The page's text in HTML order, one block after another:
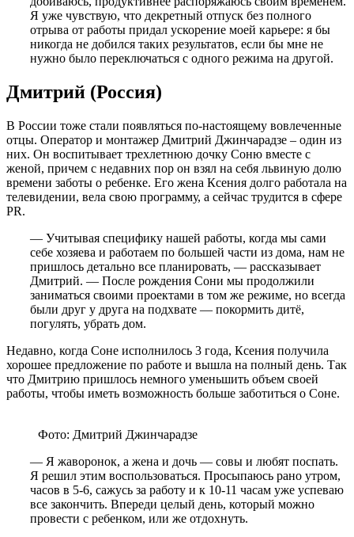
Я уже чувствую, что декретный отпуск без полного
отрыва от работы придал ускорение моей карьере: я бы
никогда не добился таких результатов, если бы мне не
нужно было переключаться с одного режима на другой.
Дмитрий (Россия)
В России тоже стали появляться по-настоящему вовлеченные
отцы. Оператор и монтажер Дмитрий Джинчарадзе – один из
них. Он воспитывает трехлетнюю дочку Соню вместе с
женой, причем с недавних пор он взял на себя львиную долю
времени заботы о ребенке. Его жена Ксения долго работала на
телевидении, вела свою программу, а сейчас трудится в сфере
PR.
— Учитывая специфику нашей работы, когда мы сами
себе хозяева и работаем по большей части из дома, нам не
пришлось детально все планировать, — рассказывает
Дмитрий. — После рождения Сони мы продолжили
заниматься своими проектами в том же режиме, но всегда
были друг у друга на подхвате — покормить дитё,
погулять, убрать дом.
Недавно, когда Соне исполнилось 3 года, Ксения получила
хорошее предложение по работе и вышла на полный день. Так
что Дмитрию пришлось немного уменьшить объем своей
работы, чтобы иметь возможность больше заботиться о Соне.
Фото: Дмитрий Джинчарадзе
— Я жаворонок, а жена и дочь — совы и любят поспать.
Я решил этим воспользоваться. Просыпаюсь рано утром,
часов в 5-6, сажусь за работу и к 10-11 часам уже успеваю
все закончить. Впереди целый день, который можно
провести с ребенком, или же отдохнуть.